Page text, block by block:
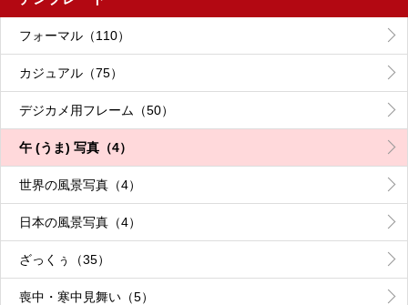
フォーマル（110）
カジュアル（75）
デジカメ用フレーム（50）
午 (うま) 写真（4）
世界の風景写真（4）
日本の風景写真（4）
ざっくぅ（35）
喪中・寒中見舞い（5）